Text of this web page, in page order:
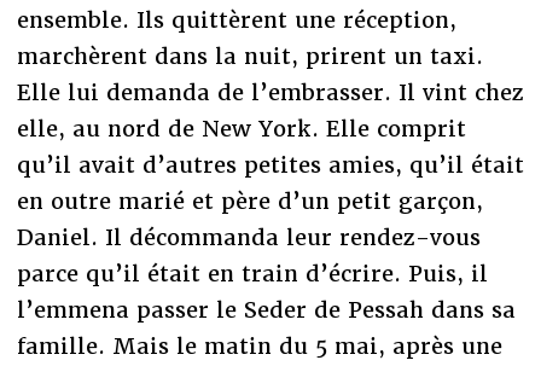
ensemble. Ils quittèrent une réception,
marchèrent dans la nuit, prirent un taxi.
Elle lui demanda de l’embrasser. Il vint chez
elle, au nord de New York. Elle comprit
qu’il avait d’autres petites amies, qu’il était
en outre marié et père d’un petit garçon,
Daniel. Il décommanda leur rendez-vous
parce qu’il était en train d’écrire. Puis, il
l’emmena passer le Seder de Pessah dans sa
famille. Mais le matin du 5 mai, après une